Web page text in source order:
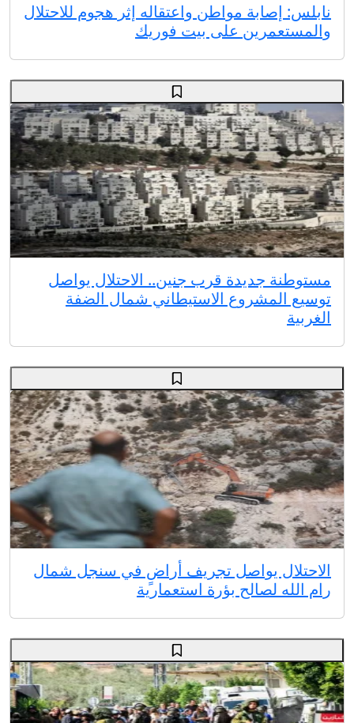
نابلس: إصابة مواطن واعتقاله إثر هجوم للاحتلال
والمستعمرين على بيت فوريك
مستوطنة جديدة قرب جنين.. الاحتلال يواصل
توسيع المشروع الاستيطاني شمال الضفة
الغربية
الاحتلال يواصل تجريف أراضٍ في سنجل شمال
رام الله لصالح بؤرة استعمارية